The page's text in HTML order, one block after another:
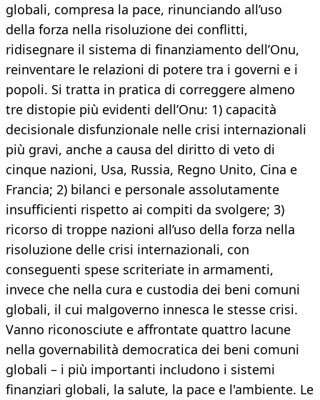
globali, compresa la pace, rinunciando all’uso
della forza nella risoluzione dei conflitti,
ridisegnare il sistema di finanziamento dell’Onu,
reinventare le relazioni di potere tra i governi e i
popoli. Si tratta in pratica di correggere almeno
tre distopie più evidenti dell’Onu: 1) capacità
decisionale disfunzionale nelle crisi internazionali
più gravi, anche a causa del diritto di veto di
cinque nazioni, Usa, Russia, Regno Unito, Cina e
Francia; 2) bilanci e personale assolutamente
insufficienti rispetto ai compiti da svolgere; 3)
ricorso di troppe nazioni all’uso della forza nella
risoluzione delle crisi internazionali, con
conseguenti spese scriteriate in armamenti,
invece che nella cura e custodia dei beni comuni
globali, il cui malgoverno innesca le stesse crisi.
Vanno riconosciute e affrontate quattro lacune
nella governabilità democratica dei beni comuni
globali – i più importanti includono i sistemi
finanziari globali, la salute, la pace e l'ambiente. Le